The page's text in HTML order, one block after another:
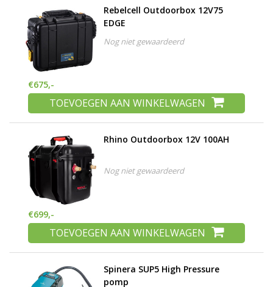
Rebelcell Outdoorbox 12V75
EDGE
Nog niet gewaardeerd
€675,-
TOEVOEGEN AAN WINKELWAGEN
Rhino Outdoorbox 12V 100AH
Nog niet gewaardeerd
€699,-
TOEVOEGEN AAN WINKELWAGEN
Spinera SUP5 High Pressure
pomp